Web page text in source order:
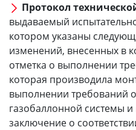
Протокол
выдаваемый
котором указаны
изменений, внесенных в
отметка о выполнении
которая производила
выполнении требований
газобаллонной системы и
заключение о